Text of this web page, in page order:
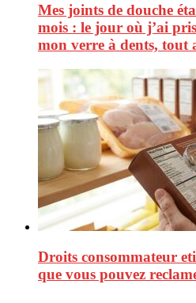
Mes joints de douche
mois : le jour où j’ai
mon verre à dents, tout
Droits consommateur
que vous pouvez